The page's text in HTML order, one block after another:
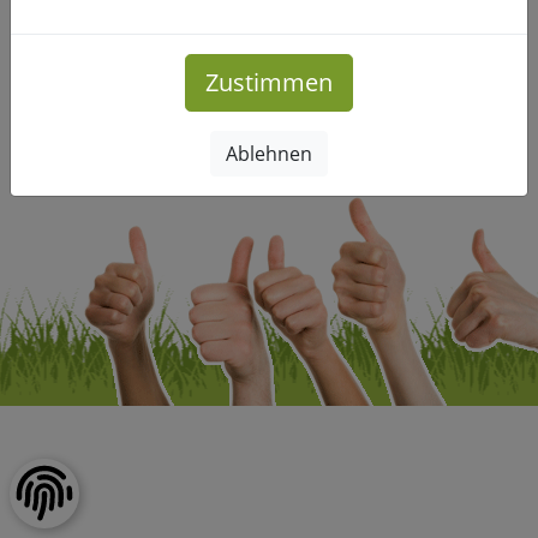
Impressum|Datenschutz
Copyright © Freizeitclub-Leipzig.de. Alle Rechte vorbehalten.
Zustimmen
Ablehnen